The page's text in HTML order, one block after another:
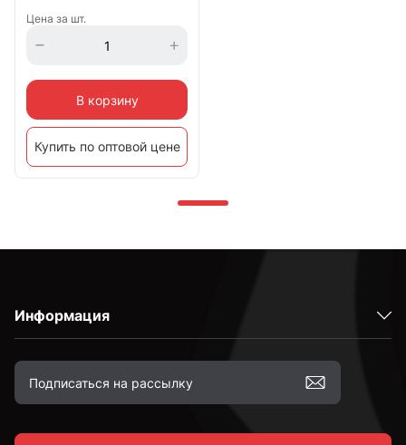
Цена за шт.
В корзину
Купить по оптовой цене
Информация